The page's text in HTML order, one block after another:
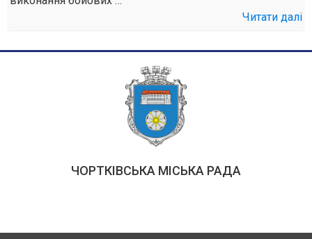
Читати далі
ЧОРТКІВСЬКА МІСЬКА РАДА